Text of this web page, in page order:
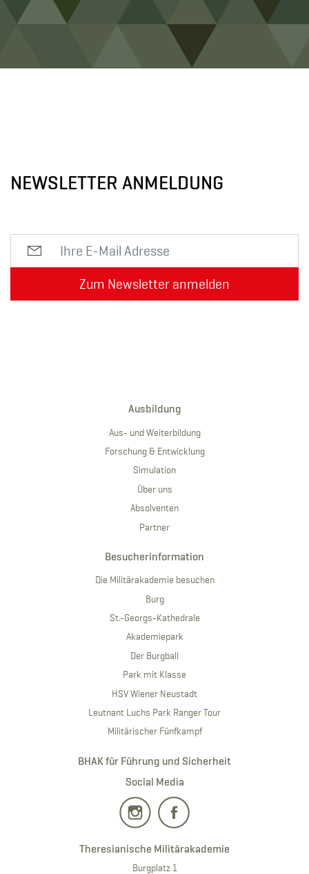
NEWSLETTER ANMELDUNG
Zum Newsletter anmelden
Ausbildung
Aus- und Weiterbildung
Forschung & Entwicklung
Simulation
Über uns
Absolventen
Partner
Besucherinformation
Die Militärakademie besuchen
Burg
St.-Georgs-Kathedrale
Akademiepark
Der Burgball
Park mit Klasse
HSV Wiener Neustadt
Leutnant Luchs Park Ranger Tour
Militärischer Fünfkampf
BHAK für Führung und Sicherheit
Social Media
Theresianische Militärakademie
Burgplatz 1